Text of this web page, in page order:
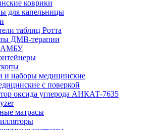
коврики
для капельницы
таблиц Ротта
ДМВ-терапии
АМБУ
и наборы медицинские
с поверкой
оксида углерода АНКАТ-7635
матрасы